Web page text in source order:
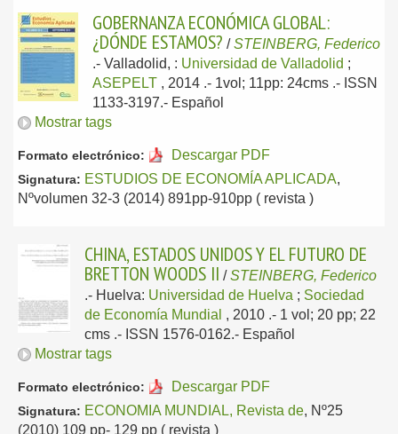
GOBERNANZA ECONÓMICA GLOBAL:
¿DÓNDE ESTAMOS? /STEINBERG, Federico
.- Valladolid, : Universidad de Valladolid ;
ASEPELT , 2014 .- 1vol; 11pp: 24cms .- ISSN
1133-3197.- Español
Mostrar tags
Formato electrónico: Descargar PDF
Signatura: ESTUDIOS DE ECONOMÍA APLICADA,
Nºvolumen 32-3 (2014) 891pp-910pp ( revista )
CHINA, ESTADOS UNIDOS Y EL FUTURO DE
BRETTON WOODS II /STEINBERG, Federico
.- Huelva: Universidad de Huelva ; Sociedad
de Economía Mundial , 2010 .- 1 vol; 20 pp; 22
cms .- ISSN 1576-0162.- Español
Mostrar tags
Formato electrónico: Descargar PDF
Signatura: ECONOMIA MUNDIAL, Revista de, Nº25
(2010) 109 pp- 129 pp ( revista )